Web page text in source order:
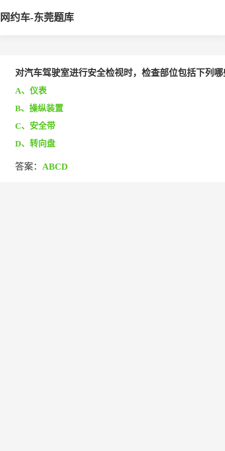
网约车-东莞题库
对汽车驾驶室进行安全检视时，检查部位包括下列哪
A、仪表
B、操纵装置
C、安全带
D、转向盘
答案： ABCD